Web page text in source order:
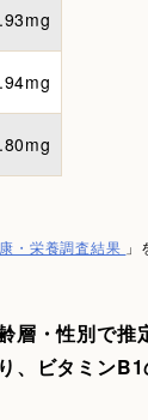
・栄養調査結果
層・性別で推
、ビタミン